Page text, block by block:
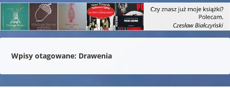
Wpisy otagowane: Drawenia